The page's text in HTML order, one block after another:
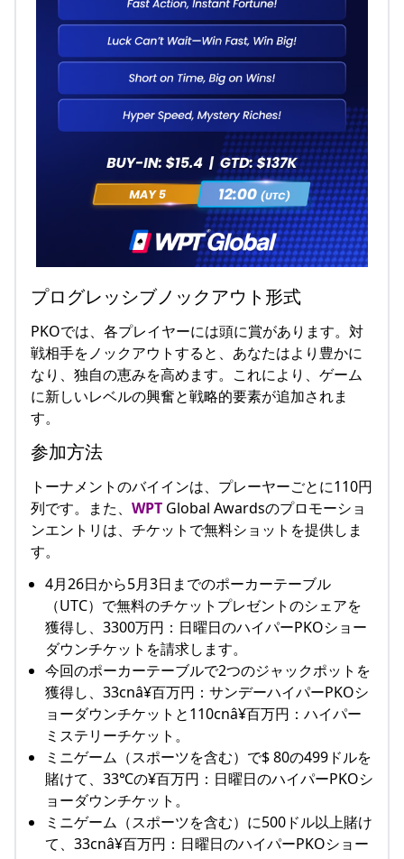
プログレッシブノックアウト形式
PKOでは、各プレイヤーには頭に賞があります。対
戦相手をノックアウトすると、あなたはより豊かに
なり、独自の恵みを高めます。これにより、ゲーム
に新しいレベルの興奮と戦略的要素が追加されま
す。
参加方法
トーナメントのバイインは、プレーヤーごとに110円
列です。また、 WPT Global Awardsのプロモーショ
ンエントリは、チケットで無料ショットを提供しま
す。
4月26日から5月3日までのポーカーテーブル
（UTC）で無料のチケットプレゼントのシェアを
獲得し、3300万円：日曜日のハイパーPKOショー
ダウンチケットを請求します。
今回のポーカーテーブルで2つのジャックポットを
獲得し、33cnâ¥百万円：サンデーハイパーPKOシ
ョーダウンチケットと110cnâ¥百万円：ハイパー
ミステリーチケット。
ミニゲーム（スポーツを含む）で$ 80の499ドルを
賭けて、33℃の¥百万円：日曜日のハイパーPKOシ
ョーダウンチケット。
ミニゲーム（スポーツを含む）に500ドル以上賭け
て、33cnâ¥百万円：日曜日のハイパーPKOショー